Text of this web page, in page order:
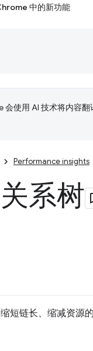
中的新功能
会使用 AI 技术将内容
Performance insights
系树
短链长、缩减资源